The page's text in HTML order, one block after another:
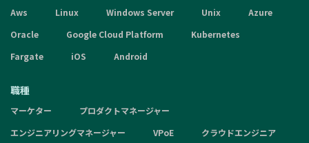
Aws Linux Windows Server Unix
Azure
Oracle
Google Cloud Platform
Kubernetes
Fargate
iOS Android
職種
マーケター
プロダクトマネージャー
エンジニアリングマネージャー
VPoE
クラウドエンジニア